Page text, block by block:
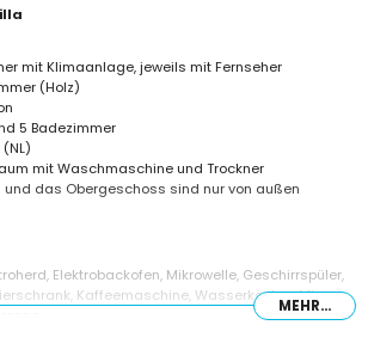
mit Klimaanlage, jeweils mit Fernseher
(Holz)
5 Badezimmer
mit Waschmaschine und Trockner
und das Obergeschoss sind nur von außen
Elektrobackofen, Mikrowelle, Geschirrspüler,
Kaffeemaschine, Wasserkocher, Mixer,
MEHR...